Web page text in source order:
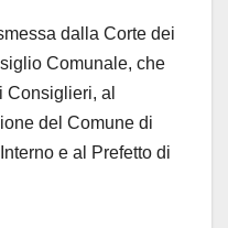
dalla Corte dei
Comunale, che
Consiglieri, al
del Comune di
e al Prefetto di